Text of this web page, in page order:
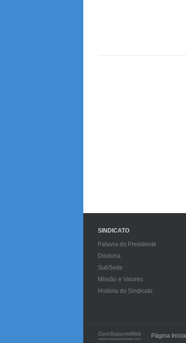
SINDICATO
Palavra do Presidente
Diretoria
SubSede
Missão e Valores
História do Sindicato
Página Inicial